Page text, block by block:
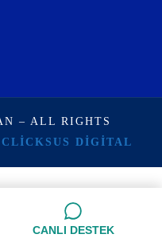
– ALL RIGHTS
CLICKSUS DIGITAL
CANLI DESTEK